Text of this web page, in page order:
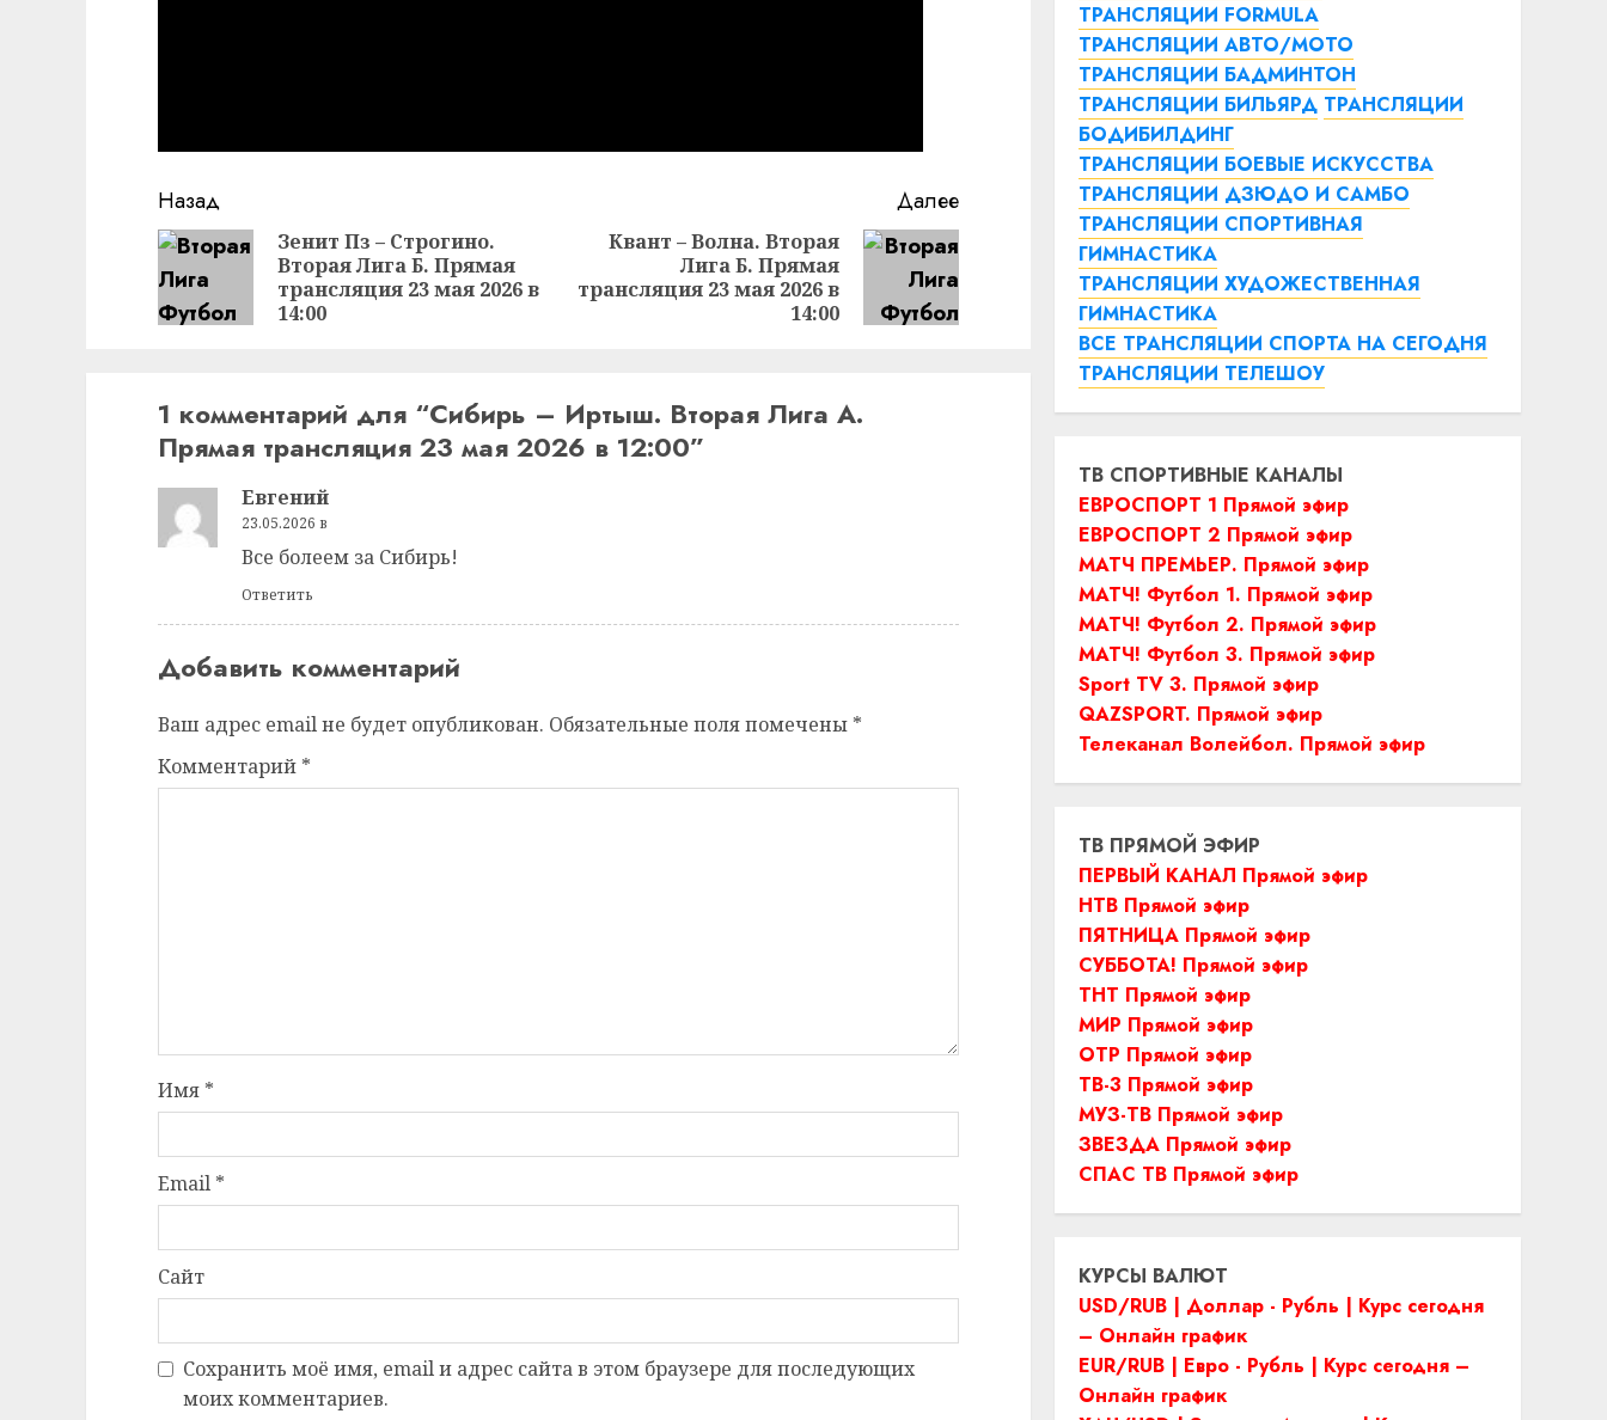
Продолжить
чтение
Назад
Предыдущая
запись:
Зенит Пз – Строгино.
Вторая Лига Б. Прямая
трансляция 23 мая 2026 в
14:00
Далее
Следующая
запись:
Квант – Волна. Вторая
Лига Б. Прямая
трансляция 23 мая 2026 в
14:00
1 комментарий для “Сибирь – Иртыш. Вторая Лига А.
Прямая трансляция 23 мая 2026 в 12:00”
Евгений
23.05.2026 в
Все болеем за Сибирь!
Ответить
Добавить комментарий
Ваш адрес email не будет опубликован. Обязательные поля помечены *
Комментарий *
Имя *
Email *
Сайт
Сохранить моё имя, email и адрес сайта в этом браузере для последующих
моих комментариев.
ТРАНСЛЯЦИИ FORMULA
ТРАНСЛЯЦИИ АВТО/МОТО
ТРАНСЛЯЦИИ БАДМИНТОН
ТРАНСЛЯЦИИ БИЛЬЯРД ТРАНСЛЯЦИИ
БОДИБИЛДИНГ
ТРАНСЛЯЦИИ БОЕВЫЕ ИСКУССТВА
ТРАНСЛЯЦИИ ДЗЮДО И САМБО
ТРАНСЛЯЦИИ СПОРТИВНАЯ
ГИМНАСТИКА
ТРАНСЛЯЦИИ ХУДОЖЕСТВЕННАЯ
ГИМНАСТИКА
ВСЕ ТРАНСЛЯЦИИ СПОРТА НА СЕГОДНЯ
ТРАНСЛЯЦИИ ТЕЛЕШОУ
ТВ СПОРТИВНЫЕ КАНАЛЫ
ЕВРОСПОРТ 1 Прямой эфир
ЕВРОСПОРТ 2 Прямой эфир
МАТЧ ПРЕМЬЕР. Прямой эфир
МАТЧ! Футбол 1. Прямой эфир
МАТЧ! Футбол 2. Прямой эфир
МАТЧ! Футбол 3. Прямой эфир
Sport TV 3. Прямой эфир
QAZSPORT. Прямой эфир
Телеканал Волейбол. Прямой эфир
ТВ ПРЯМОЙ ЭФИР
ПЕРВЫЙ КАНАЛ Прямой эфир
НТВ Прямой эфир
ПЯТНИЦА Прямой эфир
СУББОТА! Прямой эфир
ТНТ Прямой эфир
МИР Прямой эфир
ОТР Прямой эфир
ТВ-3 Прямой эфир
МУЗ-ТВ Прямой эфир
ЗВЕЗДА Прямой эфир
СПАС ТВ Прямой эфир
КУРСЫ ВАЛЮТ
USD/RUB | Доллар - Рубль | Курс сегодня
– Онлайн график
EUR/RUB | Евро - Рубль | Курс сегодня –
Онлайн график